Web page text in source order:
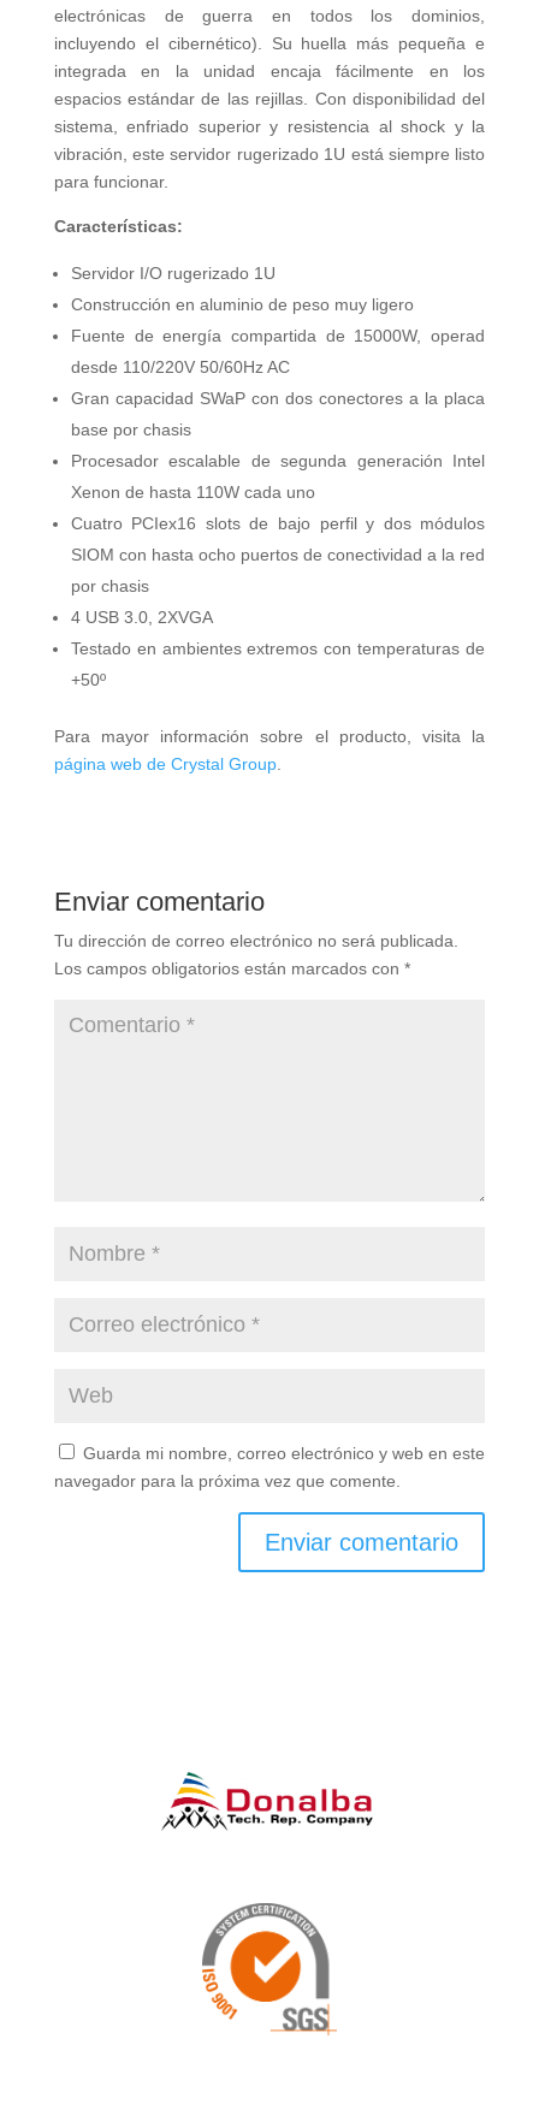
electrónicas de guerra en todos los dominios,
incluyendo el cibernético). Su huella más pequeña e
integrada en la unidad encaja fácilmente en los
espacios estándar de las rejillas. Con disponibilidad del
sistema, enfriado superior y resistencia al shock y la
vibración, este servidor rugerizado 1U está siempre listo
para funcionar.
Características:
Servidor I/O rugerizado 1U
Construcción en aluminio de peso muy ligero
Fuente de energía compartida de 15000W, operad
desde 110/220V 50/60Hz AC
Gran capacidad SWaP con dos conectores a la placa
base por chasis
Procesador escalable de segunda generación Intel
Xenon de hasta 110W cada uno
Cuatro PCIex16 slots de bajo perfil y dos módulos
SIOM con hasta ocho puertos de conectividad a la red
por chasis
4 USB 3.0, 2XVGA
Testado en ambientes extremos con temperaturas de
+50º
Para mayor información sobre el producto, visita la
página web de Crystal Group.
Enviar comentario
Tu dirección de correo electrónico no será publicada.
Los campos obligatorios están marcados con *
Guarda mi nombre, correo electrónico y web en este
navegador para la próxima vez que comente.